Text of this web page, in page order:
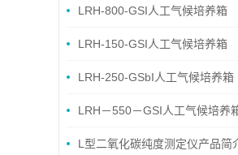
LRH-800-GSI人工气候培养箱
LRH-150-GSI人工气候培养箱
LRH-250-GSbI人工气候培养箱
LRH－550－GSI人工气候培养
L型二氧化碳纯度测定仪产品简